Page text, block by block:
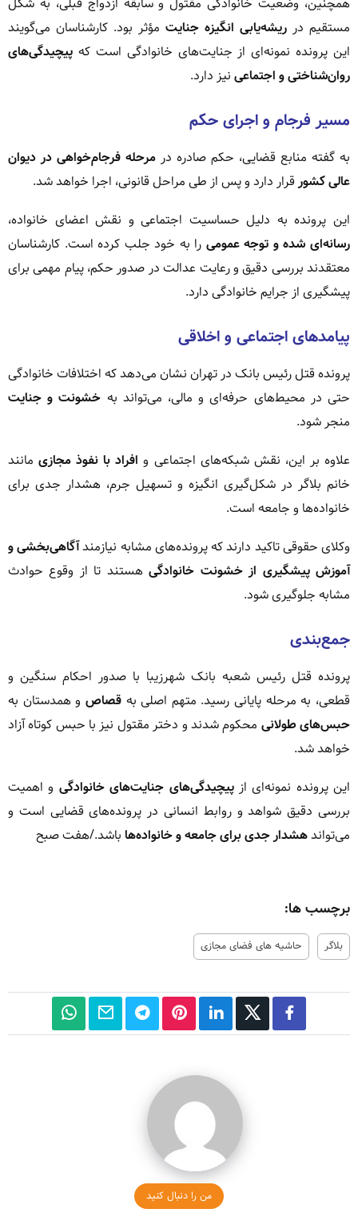
مستقیم در ریشه‌یابی انگیزه جنایت مؤثر بود. کارشناسان می‌گویند
این پرونده نمونه‌ای از جنایت‌های خانوادگی است که پیچیدگی‌های
روان‌شناختی و اجتماعی نیز دارد.
مسیر فرجام و اجرای حکم
به گفته منابع قضایی، حکم صادره در مرحله فرجام‌خواهی در دیوان
عالی کشورقرار دارد و پس از طی مراحل قانونی، اجرا خواهد شد.
این پرونده به دلیل حساسیت اجتماعی و نقش اعضای خانواده،
رسانه‌ای شده و توجه عمومی را به خود جلب کرده است. کارشناسان
معتقدند بررسی دقیق و رعایت عدالت در صدور حکم، پیام مهمی برای
پیشگیری از جرایم خانوادگی دارد.
پیامدهای اجتماعی و اخلاقی
پرونده قتل رئیس بانک در تهران نشان می‌دهد که اختلافات خانوادگی
حتی در محیط‌های حرفه‌ای و مالی، می‌تواند به خشونت و جنایت
منجر شود.
علاوه بر این، نقش شبکه‌های اجتماعی و افراد با نفوذ مجازیمانند
خانم بلاگر در شکل‌گیری انگیزه و تسهیل جرم، هشدار جدی برای
خانواده‌ها و جامعه است.
وکلای حقوقی تاکید دارند که پرونده‌های مشابه نیازمندآگاهی‌بخشی و
آموزش پیشگیری از خشونت خانوادگیهستند تا از وقوع حوادث
مشابه جلوگیری شود.
جمع‌بندی
پرونده قتل رئیس شعبه بانک شهرزیبا با صدور احکام سنگین و
قطعی، به مرحله پایانی رسید. متهم اصلی بهقصاص و همدستان به
حبس‌های طولانی محکوم شدند و دختر مقتول نیز با حبس کوتاه آزاد
خواهد شد.
این پرونده نمونه‌ای ازپیچیدگی‌های جنایت‌های خانوادگی و اهمیت
بررسی دقیق شواهد و روابط انسانی در پرونده‌های قضایی است و
می‌تواندهشدار جدی برای جامعه و خانواده‌ها باشد./هفت صبح
برچسب ها:
بلاگر حاشیه های فضای مجازی
من را دنبال کنید